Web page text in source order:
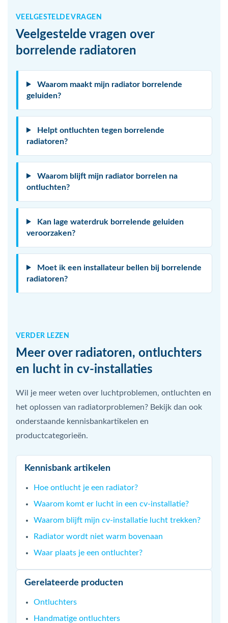
VEELGESTELDE VRAGEN
Veelgestelde vragen over
borrelende radiatoren
Waarom maakt mijn radiator borrelende
geluiden?
Helpt ontluchten tegen borrelende
radiatoren?
Waarom blijft mijn radiator borrelen na
ontluchten?
Kan lage waterdruk borrelende geluiden
veroorzaken?
Moet ik een installateur bellen bij borrelende
radiatoren?
VERDER LEZEN
Meer over radiatoren, ontluchters
en lucht in cv-installaties
Wil je meer weten over luchtproblemen, ontluchten en
het oplossen van radiatorproblemen? Bekijk dan ook
onderstaande kennisbankartikelen en
productcategorieën.
Kennisbank artikelen
Hoe ontlucht je een radiator?
Waarom komt er lucht in een cv-installatie?
Waarom blijft mijn cv-installatie lucht trekken?
Radiator wordt niet warm bovenaan
Waar plaats je een ontluchter?
Gerelateerde producten
Ontluchters
Handmatige ontluchters